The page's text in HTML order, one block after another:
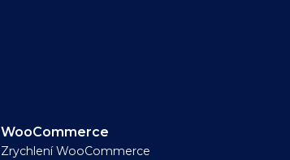
WooCommerce
Zrychlení WooCommerce